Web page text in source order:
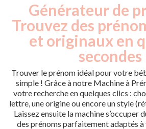
Générateur de
Trouvez des
et originaux en
secondes
Trouver le prénom idéal pour votre
simple ! Grâce à notre Machine à
votre recherche en quelques clics :
lettre, une origine ou encore un style
Laissez ensuite la machine s’occuper
des prénoms parfaitement adaptés à